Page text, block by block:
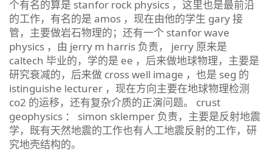
个有名的算是 stanfor rock physics ，这里也是最前沿
的工作，有名的是 amos ，现在由他的学生 gary 接
管，主要做岩石物理的；还有一个 stanfor wave
physics ，由 jerry m harris 负责， jerry 原来是
caltech 毕业的，学的是 ee ，后来做地球物理，主要是
研究衰减的，后来做 cross well image ，也是 seg 的
istinguishe lecturer ，现在方向主要在地球物理检测
co2 的运移，还有复杂介质的正演问题。 crust
geophysics ： simon sklemper 负责，主要是反射地震
学，既有天然地震的工作也有人工地震反射的工作，研
究地壳结构的。